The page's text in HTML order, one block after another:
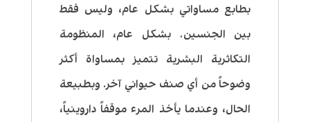
بطابع مساواتي بشكل عام، وليس فقط
بين الجنسين. بشكل عام، المنظومة
التكاثرية البشرية تتميز بمساواة أكثر
وضوحاً من أي صنف حيواني آخر. وبطبيعة
الحال، وعندما يأخذ المرء موقفاً داروينياً،